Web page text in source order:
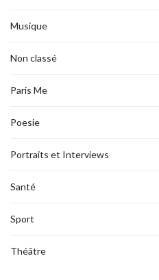
Musique
Non classé
Paris Me
Poesie
Portraits et Interviews
Santé
Sport
Théâtre